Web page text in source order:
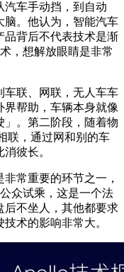
车手动挡，到自动
脑。他认为，智能汽车
品背后不代表技术是渐
，想解放眼睛是非常
联、网联，无人车车
界帮助，车辆本身就像
」。第二阶段，随着物
联，通过网和别的车
彼长。
常重要的环节之一，
众试乘，这是一个法
后不坐人，其他都要求
术的影响非常大。